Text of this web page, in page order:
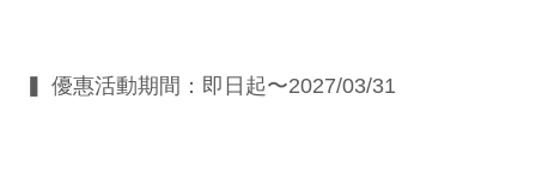
▍ 優惠活動期間：即日起〜2027/03/31